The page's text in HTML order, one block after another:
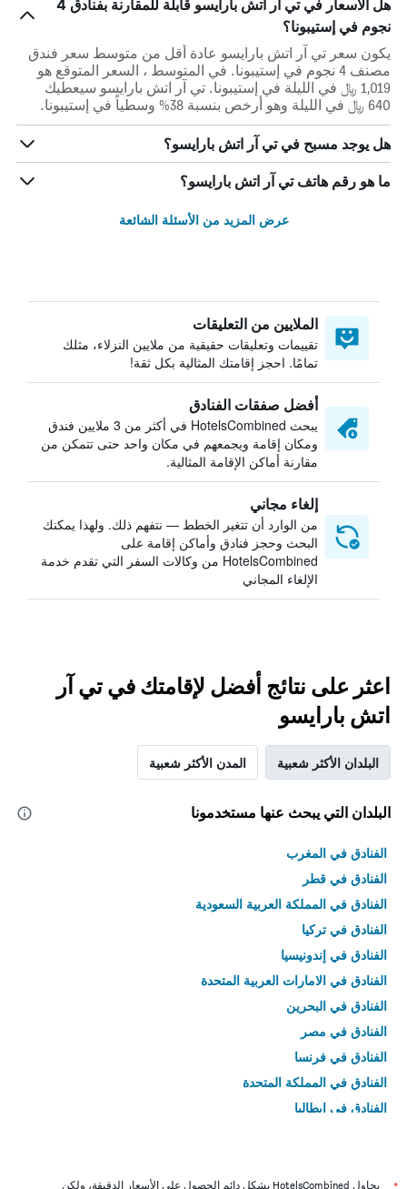
هل الأسعار في تي آر اتش بارايسو قابلة للمقارنة بفنادق 4
نجوم في إستيبونا؟
يكون سعر تي آر اتش بارايسو عادة أقل من متوسط ​​سعر فندق
مصنف 4 نجوم في إستيبونا. في المتوسط ، السعر المتوقع هو
1,019 ﷼ في الليلة في إستيبونا. تي آر اتش بارايسو سيعطيك
640 ﷼ في الليلة وهو أرخص بنسبة 38% وسطياً في إستيبونا.
هل يوجد مسبح في تي آر اتش بارايسو؟
ما هو رقم هاتف تي آر اتش بارايسو؟
عرض المزيد من الأسئلة الشائعة
الملايين من التعليقات
تقييمات وتعليقات حقيقية من ملايين النزلاء، مثلك
تمامًا. احجز إقامتك المثالية بكل ثقة!
أفضل صفقات الفنادق
يبحث HotelsCombined في أكثر من 3 ملايين فندق
ومكان إقامة ويجمعهم في مكان واحد حتى تتمكن من
مقارنة أماكن الإقامة المثالية.
إلغاء مجاني
من الوارد أن تتغير الخطط — نتفهم ذلك. ولهذا يمكنك
البحث وحجز فنادق وأماكن إقامة على
HotelsCombined من وكالات السفر التي تقدم خدمة
الإلغاء المجاني
اعثر على نتائج أفضل لإقامتك في تي آر
اتش بارايسو
البلدان الأكثر شعبية المدن الأكثر شعبية
البلدان التي يبحث عنها مستخدمونا
الفنادق في المغرب
الفنادق في قطر
الفنادق في المملكة العربية السعودية
الفنادق في تركيا
الفنادق في إندونيسيا
الفنادق في الامارات العربية المتحدة
الفنادق في البحرين
الفنادق في مصر
الفنادق في فرنسا
الفنادق في المملكة المتحدة
الفنادق في إيطاليا
يحاول HotelsCombined بشكل دائم الحصول على الأسعار الدقيقة، ولكن